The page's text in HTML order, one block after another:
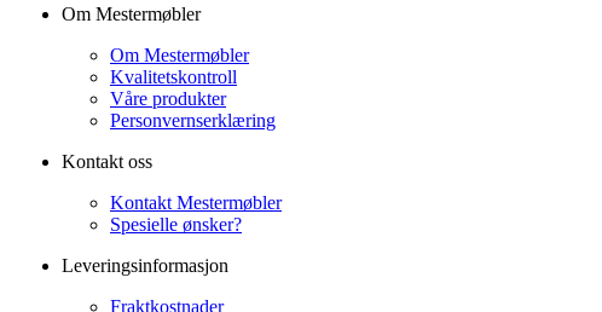
Om Mestermøbler
Om Mestermøbler
Kvalitetskontroll
Våre produkter
Personvernserklæring
Kontakt oss
Kontakt Mestermøbler
Spesielle ønsker?
Leveringsinformasjon
Fraktkostnader